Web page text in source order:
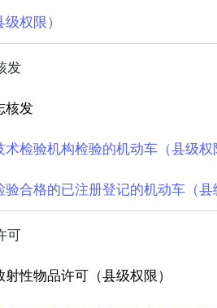
权限）
发
核发
术检验机构检验的机动车（县级权
验合格的已注册登记的机动车（县
可
性物品许可（县级权限）